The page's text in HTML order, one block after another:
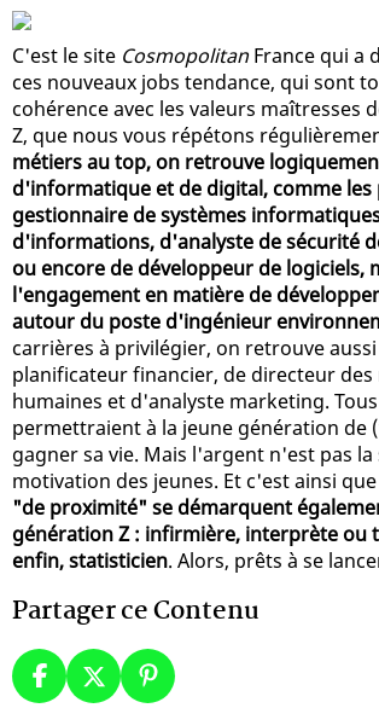
C'est le site CosmopolitanFrance qui a
ces nouveaux jobs tendance, qui sont
cohérence avec les valeurs maîtresses
Z, que nous vous répétons
métiers au top, on retrouve
d'informatique et de digital, comme les
gestionnaire de systèmes
d'informations, d'analyste de sécurité
ou encore de développeur de logiciels,
l'engagement en matière de
autour du poste d'ingénieur
carrières à privilégier, on retrouve
planificateur financier, de directeur des
humaines et d'analyste marketing.
permettraient à la jeune génération de
gagner sa vie. Mais l'argent n'est pas la
motivation des jeunes. Et c'est ainsi que
"de proximité" se démarquent
génération Z : infirmière, interprète ou
enfin, statisticien. Alors, prêts à se
Partager ce Contenu